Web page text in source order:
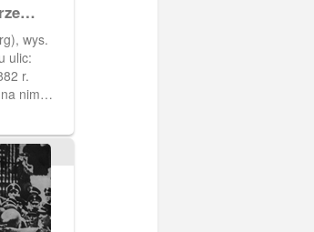
wys.
ulic:
r.
nim
23
w jej